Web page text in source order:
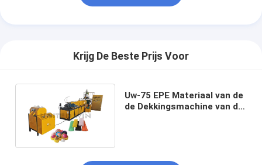
Krijg De Beste Prijs Voor
Uw-75 EPE Materiaal van de
de Dekkingsmachine van de